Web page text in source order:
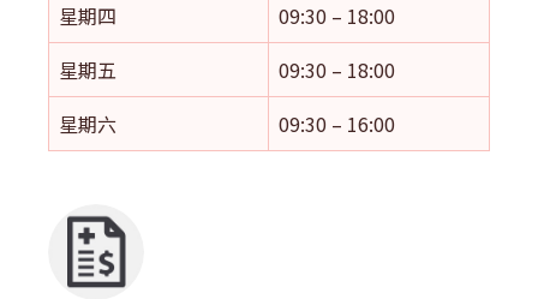
星期四
09:30 – 18:00
星期五
09:30 – 18:00
星期六
09:30 – 16:00